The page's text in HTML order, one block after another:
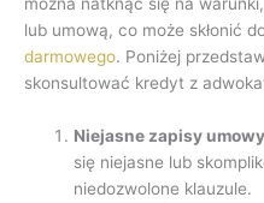
lub umową, co może skłonić
darmowego. Poniżej
skonsultować kredyt z
Niejasne zapisy
się niejasne lub
niedozwolone klauzule.